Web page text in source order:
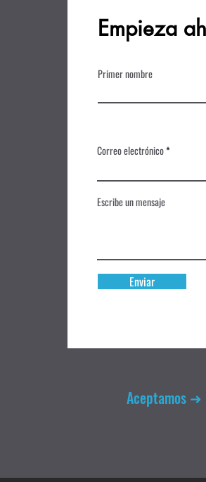
Empieza
Primer nombre
Correo electrónico
Escribe un mensaje
Enviar
Aceptamos ➜